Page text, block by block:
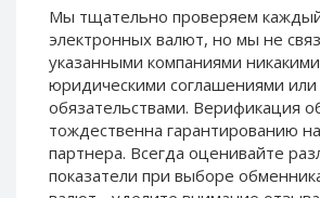
Мы тщательно проверяем
электронных валют, но мы не
указанными компаниями никакими
юридическими соглашениями или
обязательствами. Верификация
тождественна гарантированию
партнера. Всегда оценивайте
показатели при выборе
AliPay CNY
UnionPay CNY
Paymer USD
Paymer RUB
Paymer UAH